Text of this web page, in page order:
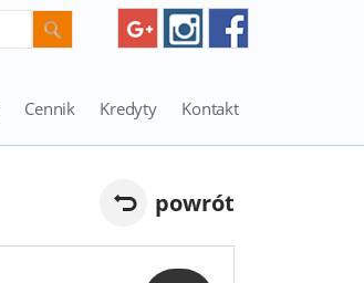
Cennik Kredyty Kontakt
powrót